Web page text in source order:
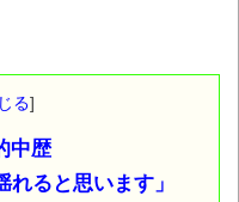
る]
中歴
れると思います」